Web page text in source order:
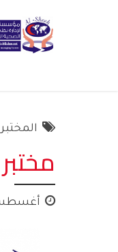
أغسطس 27,